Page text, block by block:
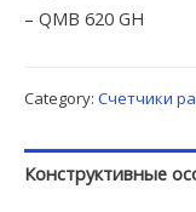
– QMB 620 GH
Category: Счетчики
Конструктивные